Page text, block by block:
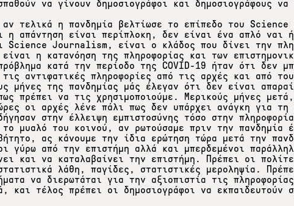
να γίνουν δημοσιογράφοι και δημοσιογράφους να
τελικά η πανδημία βελτίωσε το επίπεδο του
απάντηση είναι περίπλοκη, δεν είναι ένα απλό ναι
Science Journalism, είναι ο κλάδος που δίνει την
η κατανόηση της πληροφορίας και των
κατά την περίοδο της COVID-19 ήταν ότι δεν
αντιφατικές πληροφορίες από τις αρχές και από
μήνες της πανδημίας μάς έλεγαν ότι δεν είναι
πρέπει να τις χρησιμοποιούμε. Μερικούς μήνες
οι αρχές λένε πάλι πως δεν υπάρχει ανάγκη για τη
στην έλλειψη εμπιστοσύνης τόσο στην
μυαλό του κοινού, αν ρωτούσαμε πριν την πανδημία
ας κάνουμε την ίδια ερώτηση τώρα μετά την
γύρω από την επιστήμη αλλά και μπερδεμένοι
και να καταλαβαίνει την επιστήμη. Πρέπει οι
λάθη, παγίδες, στατιστικές μεροληψία.
να διερωτάται για την αξιοπιστία τις
και τέλος πρέπει οι δημοσιογράφοι να εκπαιδευτούν